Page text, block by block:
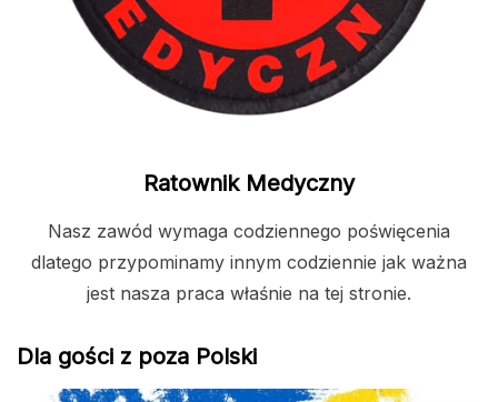
Ratownik Medyczny
Nasz zawód wymaga codziennego poświęcenia
dlatego przypominamy innym codziennie jak ważna
jest nasza praca właśnie na tej stronie.
Dla gości z poza Polski